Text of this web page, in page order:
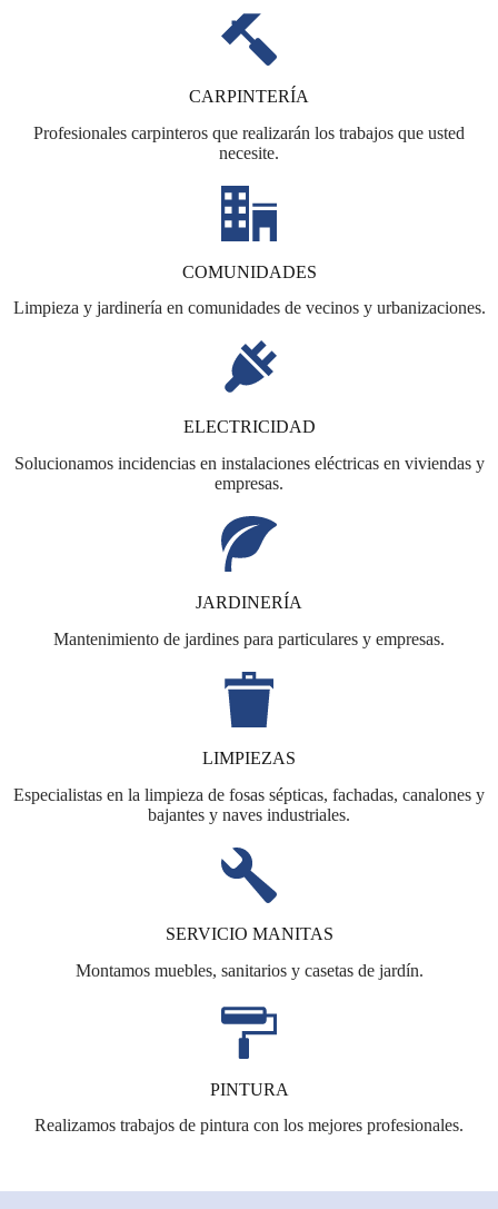
CARPINTERÍA
Profesionales carpinteros que realizarán los trabajos que usted
necesite.
COMUNIDADES
Limpieza y jardinería en comunidades de vecinos y urbanizaciones.
ELECTRICIDAD
Solucionamos incidencias en instalaciones eléctricas en viviendas y
empresas.
JARDINERÍA
Mantenimiento de jardines para particulares y empresas.
LIMPIEZAS
Especialistas en la limpieza de fosas sépticas, fachadas, canalones y
bajantes y naves industriales.
SERVICIO MANITAS
Montamos muebles, sanitarios y casetas de jardín.
PINTURA
Realizamos trabajos de pintura con los mejores profesionales.